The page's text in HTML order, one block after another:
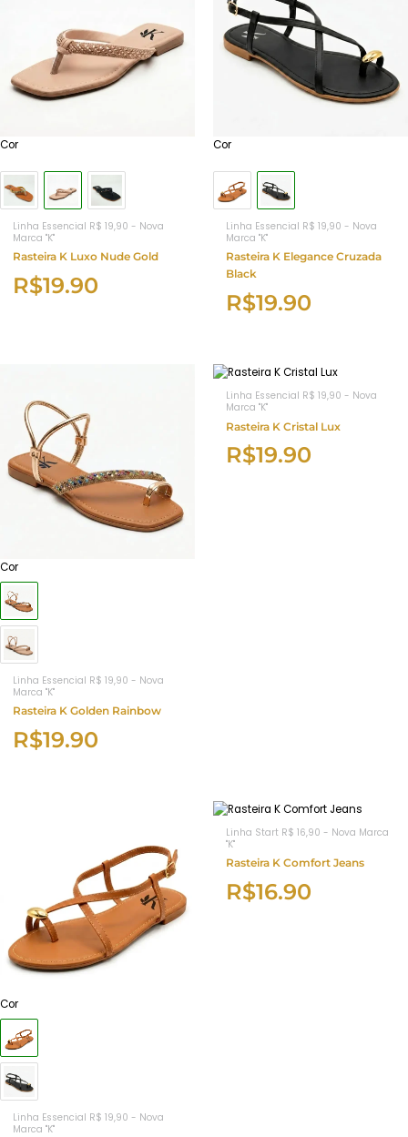
Cor
Linha Essencial R$ 19,90 - Nova
Marca "K"
Rasteira K Luxo Nude Gold
R$19.90
Cor
Linha Essencial R$ 19,90 - Nova
Marca "K"
Rasteira K Elegance Cruzada
Black
R$19.90
Cor
Linha Essencial R$ 19,90 - Nova
Marca "K"
Rasteira K Golden Rainbow
R$19.90
Linha Essencial R$ 19,90 - Nova
Marca "K"
Rasteira K Cristal Lux
R$19.90
Cor
Linha Essencial R$ 19,90 - Nova
Marca "K"
Linha Start R$ 16,90 - Nova Marca
"K"
Rasteira K Comfort Jeans
R$16.90